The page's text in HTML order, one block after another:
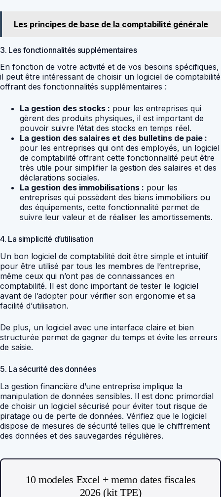
Les principes de base de la comptabilité générale
3. Les fonctionnalités supplémentaires
En fonction de votre activité et de vos besoins spécifiques,
il peut être intéressant de choisir un logiciel de comptabilité
offrant des fonctionnalités supplémentaires :
La gestion des stocks : pour les entreprises qui
gèrent des produits physiques, il est important de
pouvoir suivre l’état des stocks en temps réel.
La gestion des salaires et des bulletins de paie :
pour les entreprises qui ont des employés, un logiciel
de comptabilité offrant cette fonctionnalité peut être
très utile pour simplifier la gestion des salaires et des
déclarations sociales.
La gestion des immobilisations : pour les
entreprises qui possèdent des biens immobiliers ou
des équipements, cette fonctionnalité permet de
suivre leur valeur et de réaliser les amortissements.
4. La simplicité d’utilisation
Un bon logiciel de comptabilité doit être simple et intuitif
pour être utilisé par tous les membres de l’entreprise,
même ceux qui n’ont pas de connaissances en
comptabilité. Il est donc important de tester le logiciel
avant de l’adopter pour vérifier son ergonomie et sa
facilité d’utilisation.
De plus, un logiciel avec une interface claire et bien
structurée permet de gagner du temps et évite les erreurs
de saisie.
5. La sécurité des données
La gestion financière d’une entreprise implique la
manipulation de données sensibles. Il est donc primordial
de choisir un logiciel sécurisé pour éviter tout risque de
piratage ou de perte de données. Vérifiez que le logiciel
dispose de mesures de sécurité telles que le chiffrement
des données et des sauvegardes régulières.
10 modeles Excel + memo dates fiscales
2026 (kit TPE)